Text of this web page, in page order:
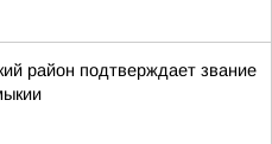
район подтверждает звание